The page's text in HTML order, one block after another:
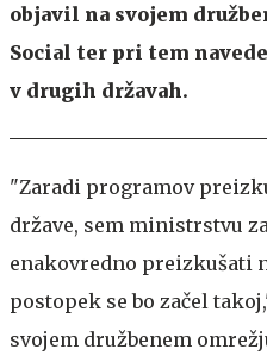
objavil na svojem
Social ter pri tem
v drugih državah.
"Zaradi programov
države, sem ministrstvu
enakovredno preizkušati
postopek se bo začel
svojem družbenem